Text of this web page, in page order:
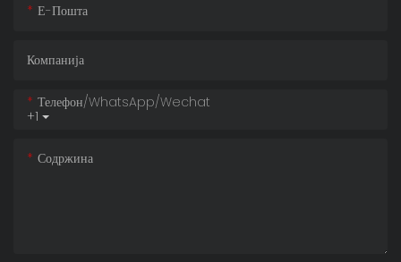
Е-Пошта
Компанија
+1
Телефон/whatsApp/wechat
Содржина